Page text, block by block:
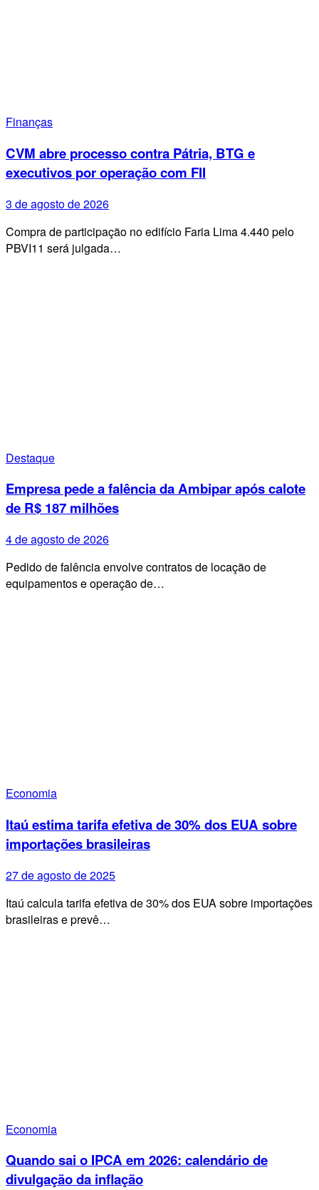
Finanças
CVM abre processo contra Pátria, BTG e
executivos por operação com FII
3 de agosto de 2026
Compra de participação no edifício Faria Lima 4.440 pelo
PBVI11 será julgada…
Destaque
Empresa pede a falência da Ambipar após calote
de R$ 187 milhões
4 de agosto de 2026
Pedido de falência envolve contratos de locação de
equipamentos e operação de…
Economia
Itaú estima tarifa efetiva de 30% dos EUA sobre
importações brasileiras
27 de agosto de 2025
Itaú calcula tarifa efetiva de 30% dos EUA sobre importações
brasileiras e prevê…
Economia
Quando sai o IPCA em 2026: calendário de
divulgação da inflação